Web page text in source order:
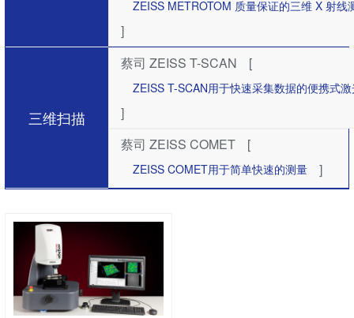
ZEISS METROTOM 质量保证的三维 X 射线
]
三维扫描
蔡司 ZEISS T-SCAN [
ZEISS T-SCAN用于快速采集数据的便携式
]
蔡司 ZEISS COMET
[
ZEISS COMET用于简单快速的测量 ]